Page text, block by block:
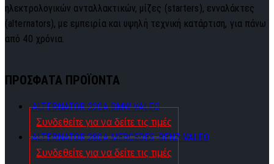
ηλεκτρολογικών ανταλλακτικών, μίζες (starters), ενναλάκτες
(alternators), με εμπειρία και υψηλή τεχνική κατάρτιση, για πάνω
από 40 χρόνια.
ΠΡΟΣΦΑΤΑ ΠΡΟΪΟΝΤΑ
ALTERNATOR 220A BMW VALEO
Συνδεθείτε για να δείτε τις τιμές
ALTERNATOR 280A MERCEDES-BENZ VALEO
Συνδεθείτε για να δείτε τις τιμές